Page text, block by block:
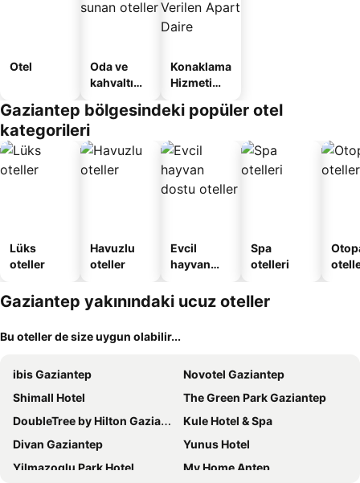
Otel
Oda ve
kahvaltı
oteller
Konaklama
Hizmeti
Apart
Gaziantep bölgesindeki popüler otel
kategorileri
Lüks
oteller
Havuzlu
oteller
Evcil
hayvan
oteller
Spa
otelleri
Gaziantep yakınındaki ucuz oteller
Bu oteller de size uygun olabilir...
ibis Gaziantep
Novotel Gaziantep
Shimall Hotel
The Green Park Gaziantep
DoubleTree by Hilton Gaziantep
Kule Hotel & Spa
Divan Gaziantep
Yunus Hotel
Yilmazoglu Park Hotel
My Home Antep